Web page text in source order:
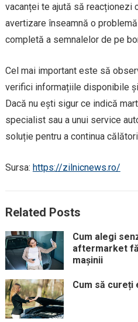
vacanței te ajută să reacționezi
avertizare înseamnă o
completă a semnalelor de pe
Cel mai important este să
verifici informațiile disponibile
Dacă nu ești sigur ce indică
specialist sau a unui service
soluție pentru a continua
Sursa: https://zilnicnews.ro/
Related Posts
Cum alegi
aftermarket
mașinii
Cum să cureți